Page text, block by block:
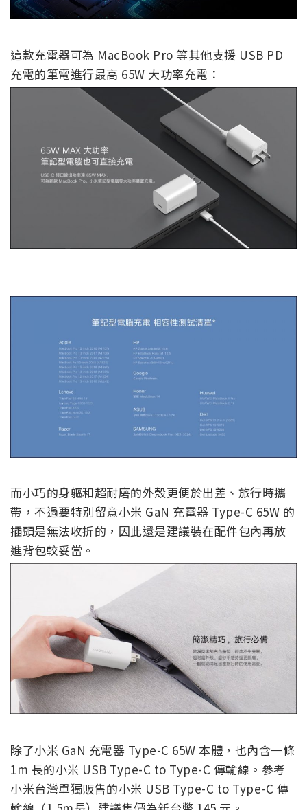
這款充電器可為 MacBook Pro 等其他支援 USB PD
充電的筆電進行最高 65W 大功率充電：
而小巧的身軀和超耐磨的外殼更便於出差、旅行時攜
帶，不過要特別留意小米 GaN 充電器 Type-C 65W 的
插頭是無法收折的，因此還是建議裝在配件包內再放
進背包較妥當。
除了小米 GaN 充電器 Type-C 65W 本體，也內含一條
1m 長的小米 USB Type-C to Type-C 傳輸線。參考
小米台灣單獨販售的小米 USB Type-C to Type-C 傳